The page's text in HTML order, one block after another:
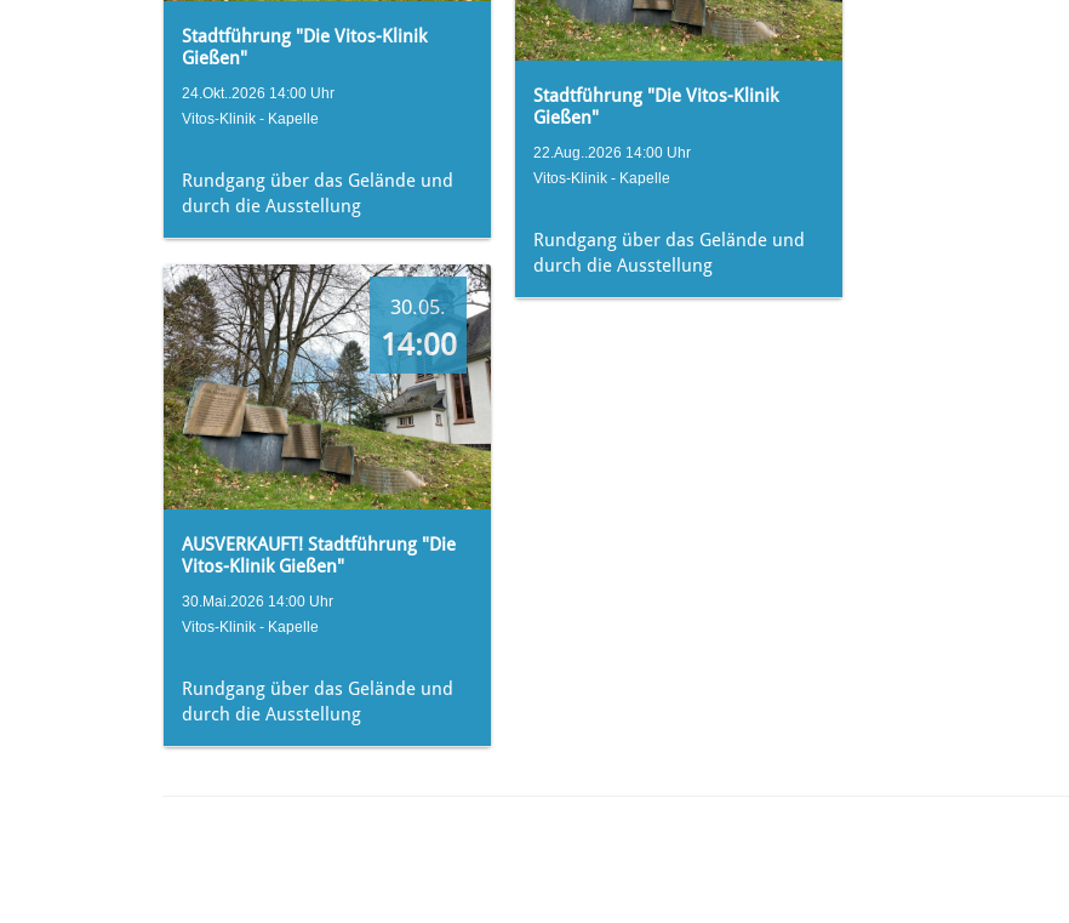
Stadtführung "Die Vitos-Klinik
Gießen"
24.Okt..2026 14:00 Uhr
Vitos-Klinik - Kapelle
Rundgang über das Gelände und
durch die Ausstellung
Stadtführung "Die Vitos-Klinik
Gießen"
22.Aug..2026 14:00 Uhr
Vitos-Klinik - Kapelle
Rundgang über das Gelände und
durch die Ausstellung
30.05.
14:00
AUSVERKAUFT! Stadtführung "Die
Vitos-Klinik Gießen"
30.Mai.2026 14:00 Uhr
Vitos-Klinik - Kapelle
Rundgang über das Gelände und
durch die Ausstellung